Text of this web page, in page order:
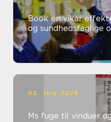
Book en vikar
og sundhedsfaglige
02. July 2026
Ms fuge til vinduer